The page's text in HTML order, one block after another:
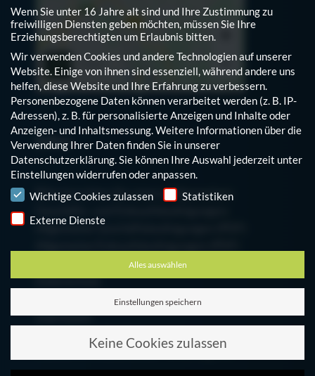
Infos
Bitte beachten Sie unsere Allgemeinen
Allgemeine Geschäftsbedingungen (PDF)
Datenschutz
Cookie-Einstellungen bearbeiten
Impressum
Finanzinformationen der Schumag AG
Wenn Sie unter 16 Jahre alt sind und Ihre Zustimmung zu
freiwilligen Diensten geben möchten, müssen Sie Ihre
Erziehungsberechtigten um Erlaubnis bitten.
Wir verwenden Cookies und andere Technologien auf unserer
Website. Einige von ihnen sind essenziell, während andere uns
helfen, diese Website und Ihre Erfahrung zu verbessern.
Personenbezogene Daten können verarbeitet werden (z. B. IP-
Adressen), z. B. für personalisierte Anzeigen und Inhalte oder
Anzeigen- und Inhaltsmessung.Weitere Informationen über die
Verwendung Ihrer Daten finden Sie in unserer
Datenschutzerklärung.Sie können Ihre Auswahl jederzeit unter
Einstellungenwiderrufen oder anpassen.
Hinweis auf den Einsatz von Cookies
Wichtige Cookies zulassen
Statistiken
Externe Dienste
Alles auswählen
Einstellungen speichern
Keine Cookies zulassen